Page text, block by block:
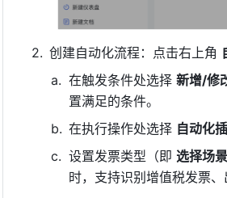
创建自动化流程：点击右上角
在触发条件处选择 新增/修
置满足的条件。
在执行操作处选择 自动化
设置发票类型（即 选择场景
时，支持识别增值税发票、